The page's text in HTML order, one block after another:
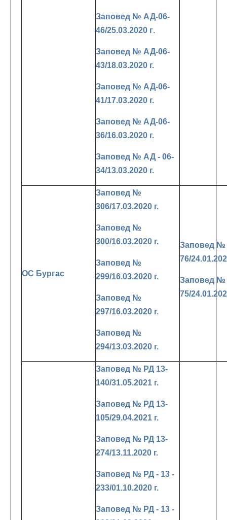
Заповед № АД-06-
46/25.03.2020 г.
Заповед № АД-06-
43/18.03.2020 г.
Заповед № АД-06-
41/17.03.2020 г.
Заповед № АД-06-
36/16.03.2020 г.
Заповед № АД - 06-
34/13.03.2020 г.
ОС Бургас
Заповед №
306/17.03.2020 г.
Заповед №
300/16.03.2020 г.
Заповед №
299/16.03.2020 г.
Заповед №
297/16.03.2020 г.
Заповед №
294/13.03.2020 г.
Заповед №
76/
Заповед №
75/
Заповед № РД 13-
140/31.05.2021 г.
Заповед № РД 13-
105/29.04.2021 г.
Заповед № РД 13-
274/13.11.2020 г.
Заповед № РД - 13 -
233/01.10.2020 г.
Заповед № РД - 13 -